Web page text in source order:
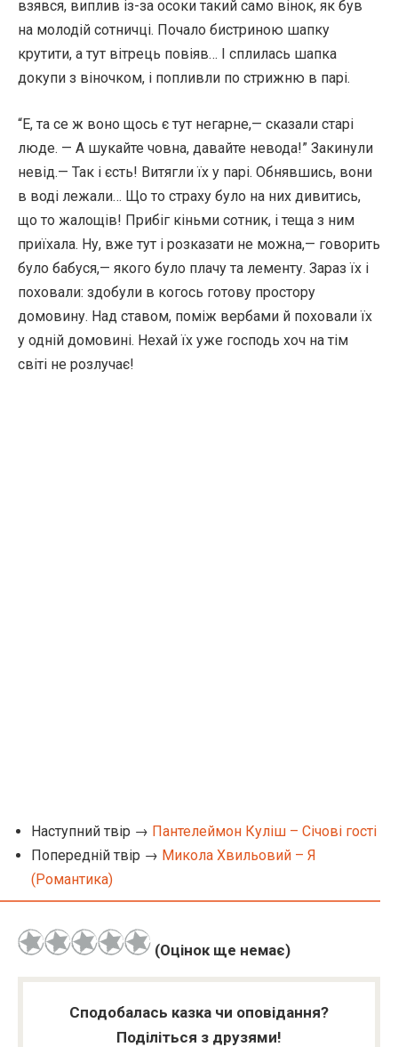
взявся, виплив із-за осоки такий само вінок, як був
на молодій сотничці. Почало бистриною шапку
крутити, а тут вітрець повіяв… І сплилась шапка
докупи з віночком, і попливли по стрижню в парі.
“Е, та се ж воно щось є тут негарне,— сказали старі
люде. — А шукайте човна, давайте невода!” Закинули
невід.— Так і єсть! Витягли їх у парі. Обнявшись, вони
в воді лежали… Що то страху було на них дивитись,
що то жалощів! Прибіг кіньми сотник, і теща з ним
приїхала. Ну, вже тут і розказати не можна,— говорить
було бабуся,— якого було плачу та лементу. Зараз їх і
поховали: здобули в когось готову простору
домовину. Над ставом, поміж вербами й поховали їх
у одній домовині. Нехай їх уже господь хоч на тім
світі не розлучає!
Наступний твір → Пантелеймон Куліш – Січові гості
Попередній твір → Микола Хвильовий – Я
(Романтика)
(Оцінок ще немає)
Сподобалась казка чи оповідання?
Поділіться з друзями!